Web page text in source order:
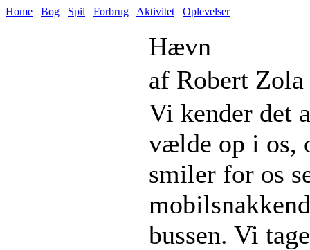
Home Bog Spil Forbrug Aktivitet Oplevelser
Hævn
af Robert
Vi kender det
vælde op i os,
smiler for os
bussen. Vi